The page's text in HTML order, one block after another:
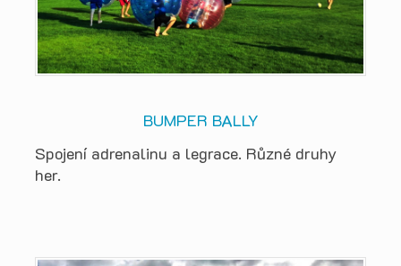
BUMPER BALLY
Spojení adrenalinu a legrace. Různé druhy
her.